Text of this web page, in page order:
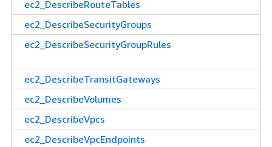
ec2_DescribeRouteTables
ec2_DescribeSecurityGroups
ec2_DescribeSecurityGroupRules
ec2_DescribeTransitGateways
ec2_DescribeVolumes
ec2_DescribeVpcs
ec2_DescribeVpcEndpoints